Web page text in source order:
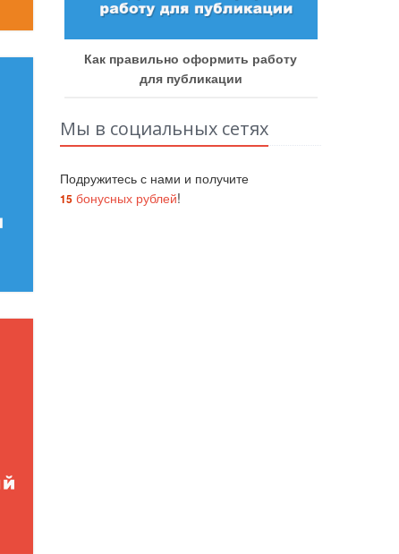
работу
Как получить бонусные баллы
Мы в социальных сетях
Подружитесь с нами и получите
15бонусных рублей!